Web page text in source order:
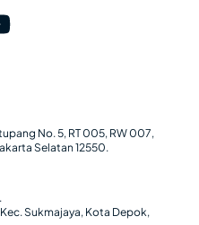
No. 5, RT 005, RW 007,
Selatan 12550.
Sukmajaya, Kota Depok,